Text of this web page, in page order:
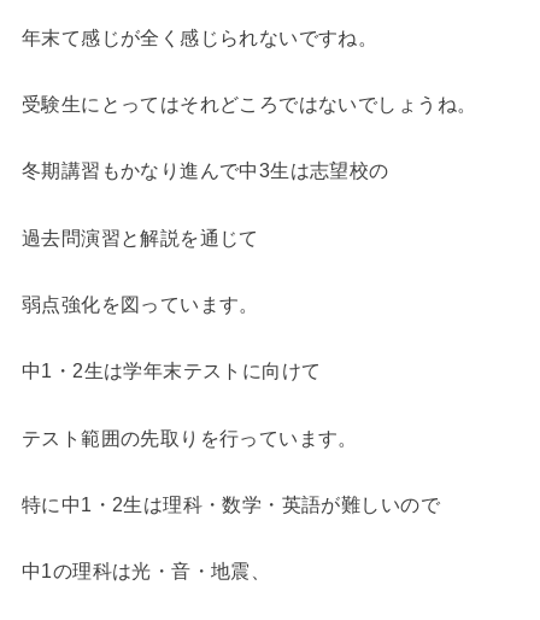
年末て感じが全く感じられないですね。
受験生にとってはそれどころではないでしょうね。
冬期講習もかなり進んで中3生は志望校の
過去問演習と解説を通じて
弱点強化を図っています。
中1・2生は学年末テストに向けて
テスト範囲の先取りを行っています。
特に中1・2生は理科・数学・英語が難しいので
中1の理科は光・音・地震、